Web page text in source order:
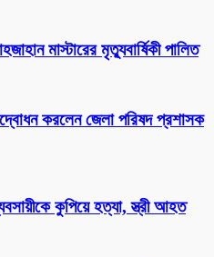
মাস্টারের মৃত্যুবার্ষিকী পালিত
করলেন জেলা পরিষদ প্রশাসক
কুপিয়ে হত্যা, স্ত্রী আহত